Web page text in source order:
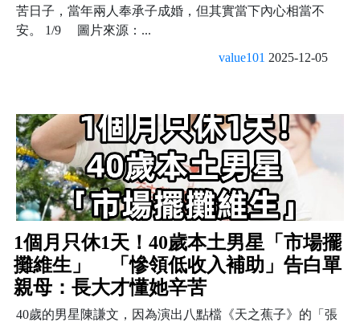
苦日子，當年兩人奉承子成婚，但其實當下內心相當不
安。 1/9 圖片來源：...
value101 2025-12-05
1個月只休1天！40歲本土男星「市場擺
攤維生」 「慘領低收入補助」告白單
親母：長大才懂她辛苦
40歲的男星陳謙文，因為演出八點檔《天之蕉子》的「張